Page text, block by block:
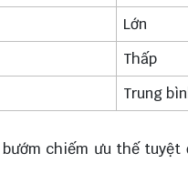
Lớn
Thấp
Trung
chiếm ưu thế